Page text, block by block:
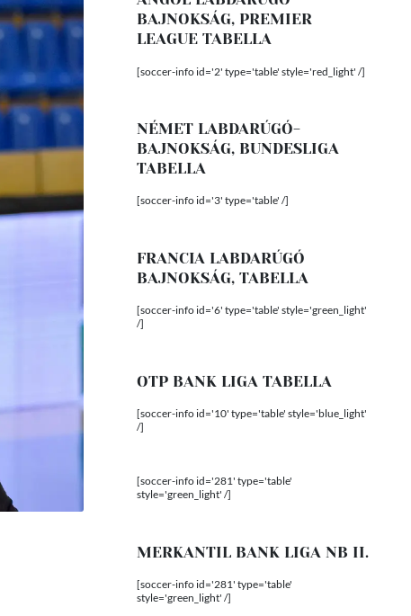
BAJNOKSÁG, PREMIER
LEAGUE TABELLA
[soccer-info id='2' type='table' style='red_light' /]
NÉMET LABDARÚGÓ-
BAJNOKSÁG, BUNDESLIGA
TABELLA
[soccer-info id='3' type='table' /]
FRANCIA LABDARÚGÓ
BAJNOKSÁG, TABELLA
[soccer-info id='6' type='table' style='green_light'
/]
OTP BANK LIGA TABELLA
[soccer-info id='10' type='table' style='blue_light'
/]
[soccer-info id='281' type='table'
style='green_light' /]
MERKANTIL BANK LIGA NB II.
[soccer-info id='281' type='table'
style='green_light' /]